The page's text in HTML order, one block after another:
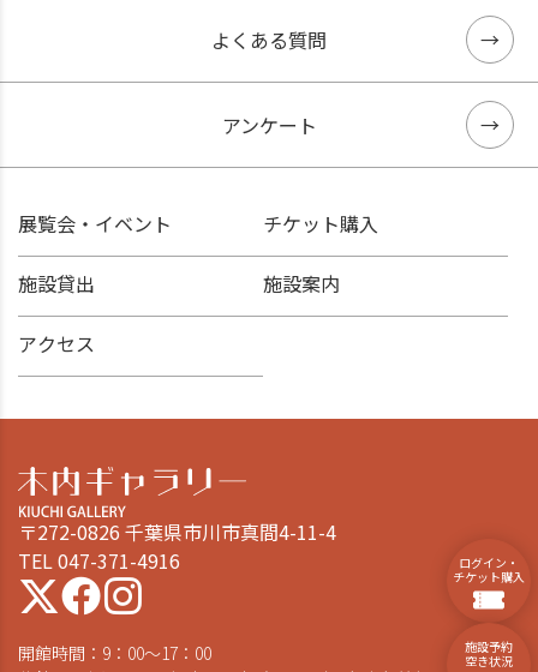
よくある質問
アンケート
展覧会・イベント チケット購入
施設貸出 施設案内
アクセス
ログイン・
チケット購入
施設予約
空き状況
〒272-0826 千葉県市川市真間4-11-4
TEL 047-371-4916
開館時間：9：00～17：00